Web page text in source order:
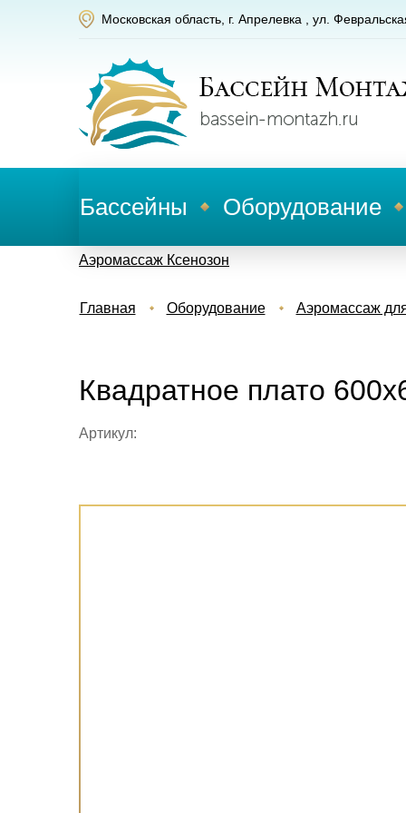
Московская область, г. Апрелевка , ул.
Бассейны Оборудование
Аэромассаж Ксенозон
Главная Оборудование Аэромассаж
Квадратное плато
Артикул: